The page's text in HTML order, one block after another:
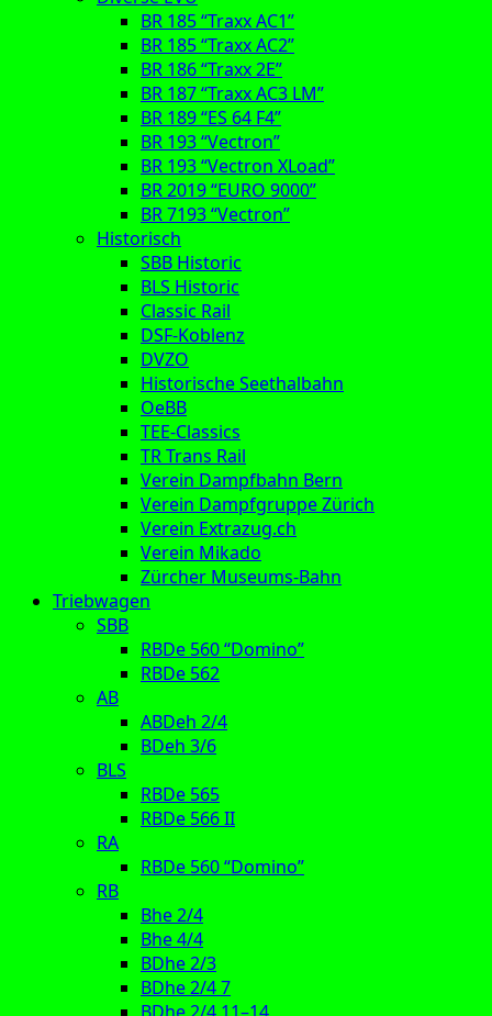
BR 185 “Traxx AC1”
BR 185 “Traxx AC2”
BR 186 “Traxx 2E”
BR 187 “Traxx AC3 LM”
BR 189 “ES 64 F4”
BR 193 “Vectron”
BR 193 “Vectron XLoad”
BR 2019 “EURO 9000”
BR 7193 “Vectron”
Historisch
SBB Historic
BLS Historic
Classic Rail
DSF-Koblenz
DVZO
Historische Seethalbahn
OeBB
TEE-Classics
TR Trans Rail
Verein Dampfbahn Bern
Verein Dampfgruppe Zürich
Verein Extrazug.ch
Verein Mikado
Zürcher Museums-Bahn
Triebwagen
SBB
RBDe 560 “Domino”
RBDe 562
AB
ABDeh 2/4
BDeh 3/6
BLS
RBDe 565
RBDe 566 II
RA
RBDe 560 “Domino”
RB
Bhe 2/4
Bhe 4/4
BDhe 2/3
BDhe 2/4 7